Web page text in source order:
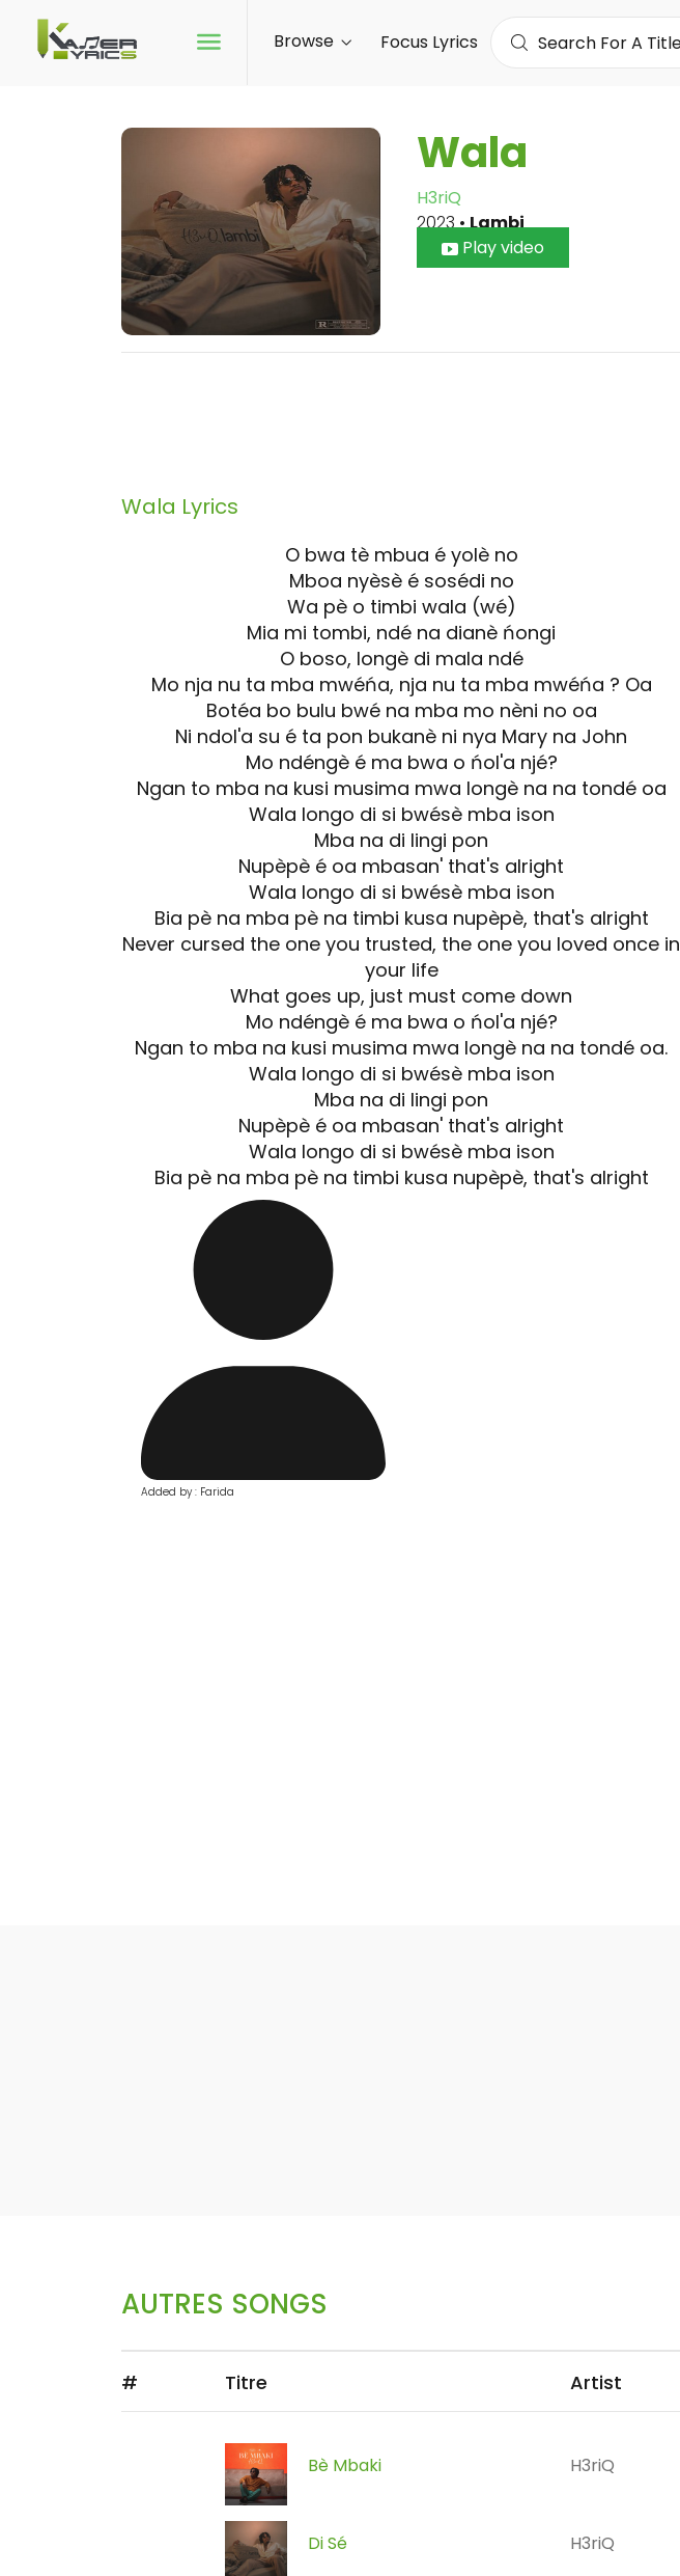
Browse Focus Lyrics
Wala
H3riQ
2023•Lambi
Play video
Wala Lyrics
O bwa tè mbua é yolè no
Mboa nyèsè é sosédi no
Wa pè o timbi wala (wé)
Mia mi tombi, ndé na dianè ńongi
O boso, longè di mala ndé
Mo nja nu ta mba mwéńa, nja nu ta mba mwéńa ? Oa
Botéa bo bulu bwé na mba mo nèni no oa
Ni ndol'a su é ta pon bukanè ni nya Mary na John
Mo ndéngè é ma bwa o ńol'a njé?
Ngan to mba na kusi musima mwa longè na na tondé oa
Wala longo di si bwésè mba ison
Mba na di lingi pon
Nupèpè é oa mbasan' that's alright
Wala longo di si bwésè mba ison
Bia pè na mba pè na timbi kusa nupèpè, that's alright
Never cursed the one you trusted, the one you loved once in
your life
What goes up, just must come down
Mo ndéngè é ma bwa o ńol'a njé?
Ngan to mba na kusi musima mwa longè na na tondé oa.
Wala longo di si bwésè mba ison
Mba na di lingi pon
Nupèpè é oa mbasan' that's alright
Wala longo di si bwésè mba ison
Bia pè na mba pè na timbi kusa nupèpè, that's alright
Added by : Farida
AUTRES SONGS
# Titre Artist
Bè Mbaki H3riQ
Di Sé H3riQ